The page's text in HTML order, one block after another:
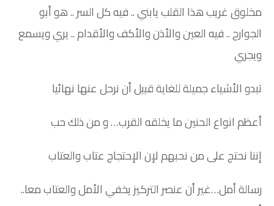
مخلوق غريب هذا القلب يابني .. فيه كل السر .. هو أبو
الجوارح .. فيه العين والأذن والأكف والأقدام .. يري ويسمع
ويجري
تبدو الأشياء جميلة للغاية قبيل أن نرحل عنها نهائيا
أعظم انواع الحنين ما يخلقه القرب… و من ذلك حب
إننا نحتج على من نحبهم لإن الإحتجاج عتاب والعتاب
رسالة أمل…غير أن عنصر التركيز يخفي الأمل والعتاب معا..